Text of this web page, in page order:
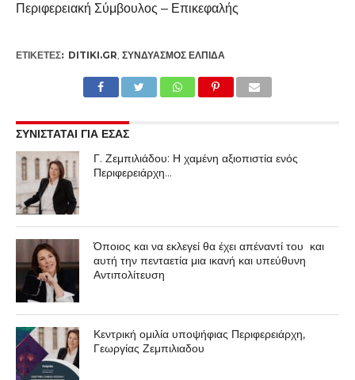
Περιφερειακή Σύμβουλος – Επικεφαλής
ΕΤΙΚΕΤΕΣ: DITIKI.GR ΣΥΝΔΥΑΣΜΌΣ ΕΛΠΙΔΑ
ΣΥΝΙΣΤΑΤΑΙ ΓΙΑ ΕΣΑΣ
Γ. Ζεμπιλιάδου: Η χαμένη αξιοπιστία ενός
Περιφερειάρχη…
Όποιος και να εκλεγεί θα έχει απέναντί του και
αυτή την πενταετία μια ικανή και υπεύθυνη
Αντιπολίτευση
Κεντρική ομιλία υποψήφιας Περιφερειάρχη,
Γεωργίας Ζεμπιλιαδου